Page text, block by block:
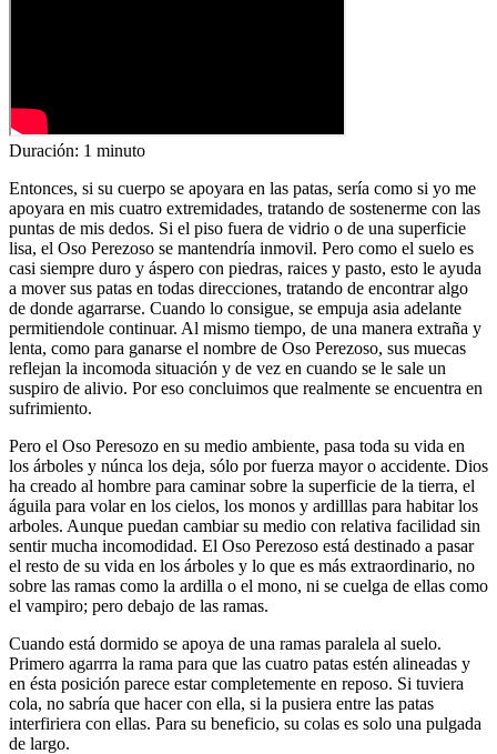
Duración: 1 minuto
Entonces, si su cuerpo se apoyara en las patas, sería como si yo me
apoyara en mis cuatro extremidades, tratando de sostenerme con las
puntas de mis dedos. Si el piso fuera de vidrio o de una superficie
lisa, el Oso Perezoso se mantendría inmovil. Pero como el suelo es
casi siempre duro y áspero con piedras, raices y pasto, esto le ayuda
a mover sus patas en todas direcciones, tratando de encontrar algo
de donde agarrarse. Cuando lo consigue, se empuja asia adelante
permitiendole continuar. Al mismo tiempo, de una manera extraña y
lenta, como para ganarse el nombre de Oso Perezoso, sus muecas
reflejan la incomoda situación y de vez en cuando se le sale un
suspiro de alivio. Por eso concluimos que realmente se encuentra en
sufrimiento.
Pero el Oso Peresozo en su medio ambiente, pasa toda su vida en
los árboles y núnca los deja, sólo por fuerza mayor o accidente. Dios
ha creado al hombre para caminar sobre la superficie de la tierra, el
águila para volar en los cielos, los monos y ardilllas para habitar los
arboles. Aunque puedan cambiar su medio con relativa facilidad sin
sentir mucha incomodidad. El Oso Perezoso está destinado a pasar
el resto de su vida en los árboles y lo que es más extraordinario, no
sobre las ramas como la ardilla o el mono, ni se cuelga de ellas como
el vampiro; pero debajo de las ramas.
Cuando está dormido se apoya de una ramas paralela al suelo.
Primero agarrra la rama para que las cuatro patas estén alineadas y
en ésta posición parece estar completemente en reposo. Si tuviera
cola, no sabría que hacer con ella, si la pusiera entre las patas
interfiriera con ellas. Para su beneficio, su colas es solo una pulgada
de largo.